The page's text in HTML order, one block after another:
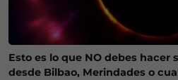
Esto es lo que NO debes hacer
desde Bilbao, Merindades o